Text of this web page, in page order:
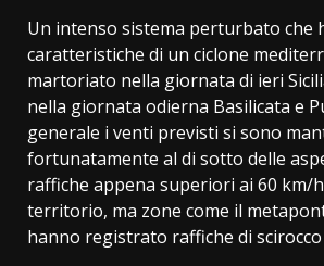
Un intenso sistema perturbato che
caratteristiche di un ciclone
martoriato nella giornata di ieri
nella giornata odierna Basilicata e
generale i venti previsti si sono
fortunatamente al di sotto delle
raffiche appena superiori ai 60 km/
territorio, ma zone come il
hanno registrato raffiche di